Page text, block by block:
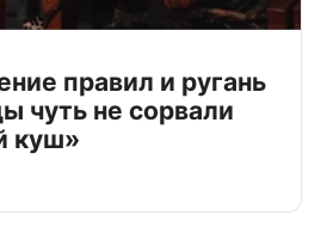
правил и ругань
чуть не сорвали
куш»